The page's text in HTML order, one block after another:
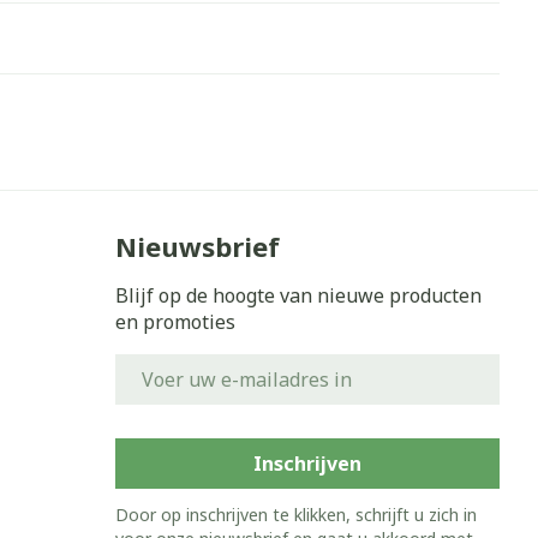
Nieuwsbrief
Blijf op de hoogte van nieuwe producten
en promoties
Inschrijven
Door op inschrijven te klikken, schrijft u zich in